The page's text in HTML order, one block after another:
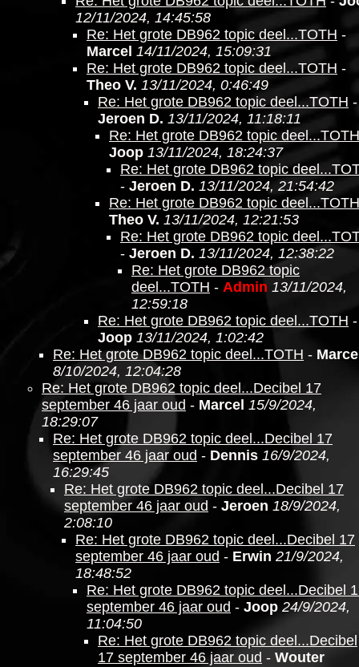
12/11/2024, 14:45:58
Re: Het grote DB962 topic deel...TOTH -
Marcel 14/11/2024, 15:09:31
Re: Het grote DB962 topic deel...TOTH -
Theo V. 13/11/2024, 0:46:49
Re: Het grote DB962 topic deel...TOTH -
Jeroen D. 13/11/2024, 11:18:11
Re: Het grote DB962 topic deel...TOTH
Joop 13/11/2024, 18:24:37
Re: Het grote DB962 topic
- Jeroen D. 13/11/2024, 21:54:42
Re: Het grote DB962 topic deel...TOTH
Theo V. 13/11/2024, 12:21:53
Re: Het grote DB962 topic
- Jeroen D. 13/11/2024, 12:38:22
Re: Het grote DB962 topic
deel...TOTH - Admin 13/11/2024,
12:59:18
Re: Het grote DB962 topic deel...TOTH -
Joop 13/11/2024, 1:02:42
Re: Het grote DB962 topic deel...TOTH -
8/10/2024, 12:04:28
Re: Het grote DB962 topic deel...Decibel 17
september 46 jaar oud - Marcel 15/9/2024,
18:29:07
Re: Het grote DB962 topic deel...Decibel 17
september 46 jaar oud - Dennis 16/9/2024,
16:29:45
Re: Het grote DB962 topic deel...Decibel 17
september 46 jaar oud - Jeroen 18/9/2024,
2:08:10
Re: Het grote DB962 topic deel...Decibel 17
september 46 jaar oud - Erwin 21/9/2024,
18:48:52
Re: Het grote DB962 topic deel...Decibel
september 46 jaar oud - Joop 24/9/2024,
11:04:50
Re: Het grote DB962 topic deel...Decibel
17 september 46 jaar oud - Wouter